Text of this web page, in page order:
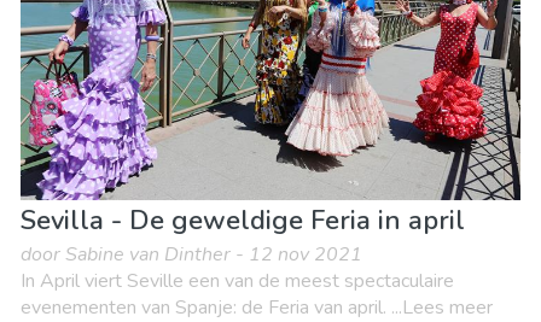
Sevilla - De geweldige Feria in april
door Sabine van Dinther - 12 nov 2021
In April viert Seville een van de meest spectaculaire
evenementen van Spanje: de Feria van april. ...Lees meer